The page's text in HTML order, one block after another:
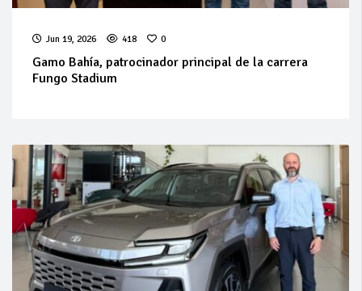
Jun 19, 2026 418 0
Gamo Bahía, patrocinador principal de la carrera
Fungo Stadium